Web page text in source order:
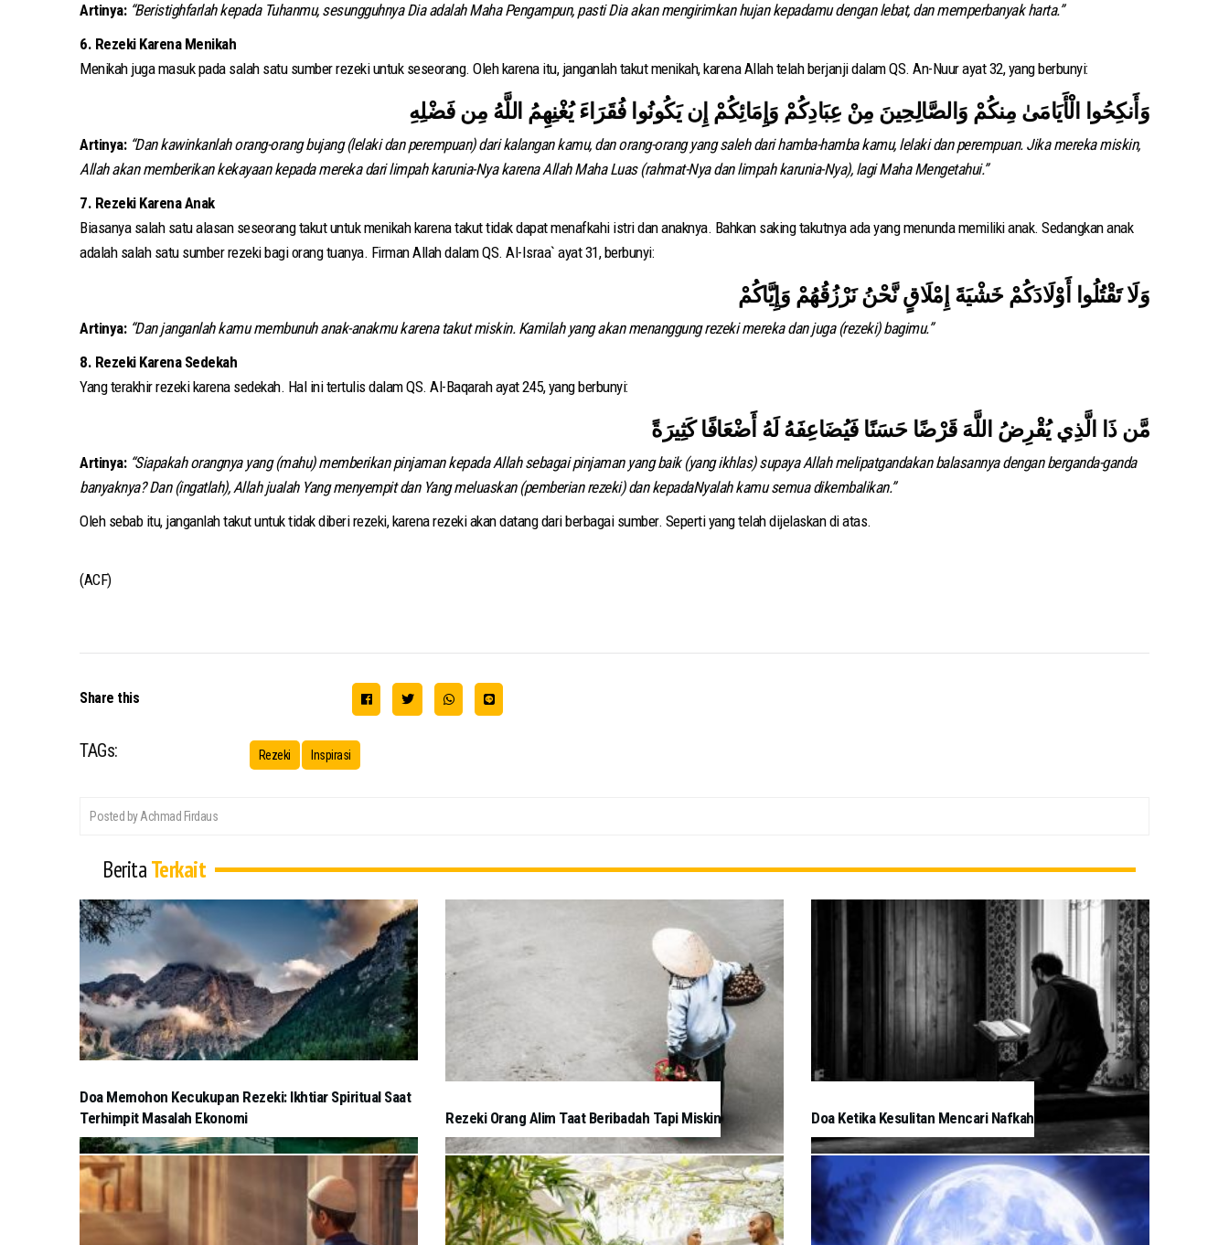
Artinya: “Beristighfarlah kepada Tuhanmu, sesungguhnya Dia adalah Maha Pengampun, pasti Dia akan mengirimkan hujan kepadamu dengan lebat, dan memperbanyak harta.”
6. Rezeki Karena Menikah
Menikah juga masuk pada salah satu sumber rezeki untuk seseorang. Oleh karena itu, janganlah takut menikah, karena Allah telah berjanji dalam QS. An-Nuur ayat 32, yang berbunyi:
وَأَنكِحُوا الْأَيَامَىٰ مِنكُمْ وَالصَّالِحِينَ مِنْ عِبَادِكُمْ وَإِمَائِكُمْ إِن يَكُونُوا فُقَرَاءَ يُغْنِهِمُ اللَّهُ مِن فَضْلِهِ
Artinya:“Dan kawinkanlah orang-orang bujang (lelaki dan perempuan) dari kalangan kamu, dan orang-orang yang saleh dari hamba-hamba kamu, lelaki dan perempuan. Jika mereka miskin,
Allah akan memberikan kekayaan kepada mereka dari limpah karunia-Nya karena Allah Maha Luas (rahmat-Nya dan limpah karunia-Nya), lagi Maha Mengetahui.”
7. Rezeki Karena Anak
Biasanya salah satu alasan seseorang takut untuk menikah karena takut tidak dapat menafkahi istri dan anaknya. Bahkan saking takutnya ada yang menunda memiliki anak. Sedangkan anak
adalah salah satu sumber rezeki bagi orang tuanya. Firman Allah dalam QS. Al-Israa` ayat 31, berbunyi:
وَلَا تَقْتُلُوا أَوْلَادَكُمْ خَشْيَةَ إِمْلَاقٍ نَّحْنُ نَرْزُقُهُمْ وَإِيَّاكُمْ
Artinya: “Dan janganlah kamu membunuh anak-anakmu karena takut miskin. Kamilah yang akan menanggung rezeki mereka dan juga (rezeki) bagimu.”
8. Rezeki Karena Sedekah
Yang terakhir rezeki karena sedekah. Hal ini tertulis dalam QS. Al-Baqarah ayat 245, yang berbunyi:
Artinya: “Siapakah orangnya yang (mahu) memberikan pinjaman kepada Allah sebagai pinjaman yang baik (yang ikhlas) supaya Allah melipatgandakan balasannya dengan berganda-ganda
banyaknya? Dan (ingatlah), Allah jualah Yang menyempit dan Yang meluaskan (pemberian rezeki) dan kepadaNyalah kamu semua dikembalikan.”
Oleh sebab itu, janganlah takut untuk tidak diberi rezeki, karena rezeki akan datang dari berbagai sumber. Seperti yang telah dijelaskan di atas.
(ACF)
Share this
TAGs: Rezeki Inspirasi
Posted by Achmad Firdaus
BeritaTerkait
Doa Memohon Kecukupan Rezeki: Ikhtiar Spiritual Saat
Terhimpit Masalah Ekonomi
Rezeki Orang Alim Taat Beribadah Tapi Miskin Doa Ketika Kesulitan Mencari Nafkah